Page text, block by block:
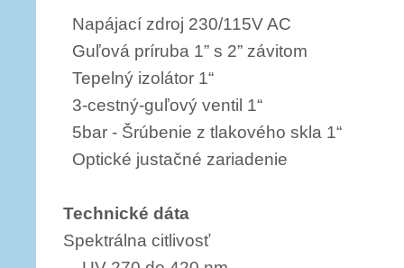
Napájací zdroj 230/115V AC
Guľová príruba 1” s 2” závitom
Tepelný izolátor 1“
3-cestný-guľový ventil 1“
5bar - Šrúbenie z tlakového skla 1“
Optické justačné zariadenie
Technické dáta
Spektrálna citlivosť